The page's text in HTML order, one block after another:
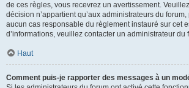
de ces règles, vous recevrez un avertissement.
décision n’appartient qu’aux administrateurs du forum,
aucun cas responsable du règlement instauré sur cet
d’informations, veuillez contacter un administrateur du
Haut
Comment puis-je rapporter des messages à un